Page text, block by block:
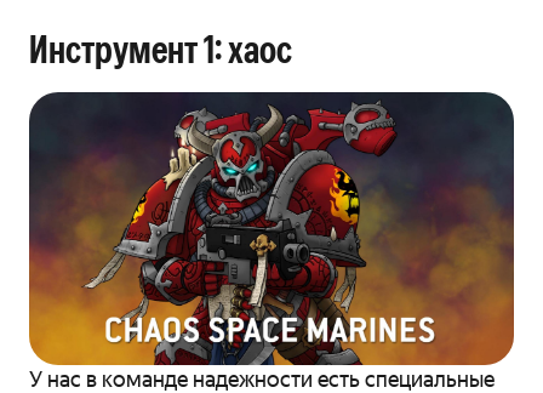
Инструмент 1: хаос
У нас в команде надежности есть специальные